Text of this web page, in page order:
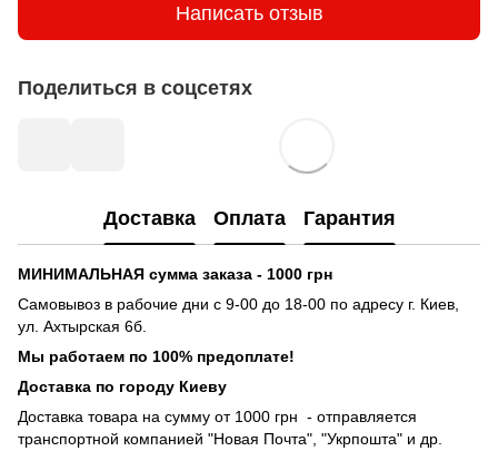
Написать отзыв
Поделиться в соцсетях
Доставка Оплата Гарантия
МИНИМАЛЬНАЯ сумма заказа - 1000 грн
Самовывоз в рабочие дни с 9-00 до 18-00 по адресу г. Киев,
ул. Ахтырская 6б.
Мы работаем по 100% предоплате!
Доставка по городу Киеву
Доставка товара на сумму от 1000 грн - отправляется
транспортной компанией "Новая Почта", "Укрпошта" и др.